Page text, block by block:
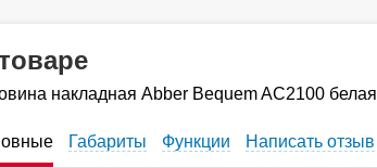
накладная Abber Bequem AC2100 белая
Габариты Функции Написать отзыв